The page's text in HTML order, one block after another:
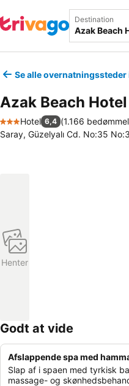
Destination
Se alle overnatningssteder
Azak Beach Hotel
3 Stjerner
Hotel 6,4 (1.166
Saray, Güzelyalı Cd. No:35
Henter
Godt at vide
Afslappende spa med
Slap af i spaen med tyrkisk
massage- og